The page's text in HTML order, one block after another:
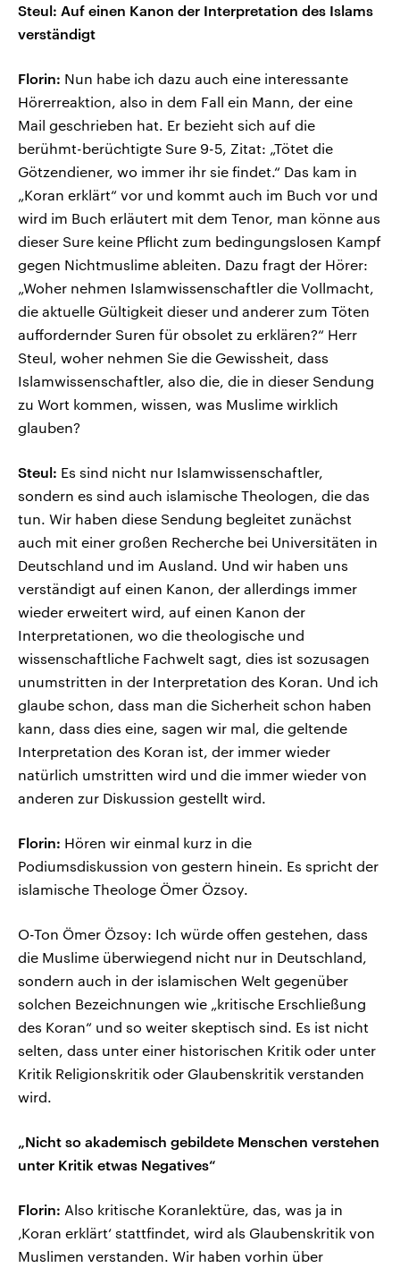
Steul: Auf einen Kanon der Interpretation des Islams
verständigt
Florin: Nun habe ich dazu auch eine interessante
Hörerreaktion, also in dem Fall ein Mann, der eine
Mail geschrieben hat. Er bezieht sich auf die
berühmt-berüchtigte Sure 9-5, Zitat: „Tötet die
Götzendiener, wo immer ihr sie findet.“ Das kam in
„Koran erklärt“ vor und kommt auch im Buch vor und
wird im Buch erläutert mit dem Tenor, man könne aus
dieser Sure keine Pflicht zum bedingungslosen Kampf
gegen Nichtmuslime ableiten. Dazu fragt der Hörer:
„Woher nehmen Islamwissenschaftler die Vollmacht,
die aktuelle Gültigkeit dieser und anderer zum Töten
auffordernder Suren für obsolet zu erklären?“ Herr
Steul, woher nehmen Sie die Gewissheit, dass
Islamwissenschaftler, also die, die in dieser Sendung
zu Wort kommen, wissen, was Muslime wirklich
glauben?
Steul: Es sind nicht nur Islamwissenschaftler,
sondern es sind auch islamische Theologen, die das
tun. Wir haben diese Sendung begleitet zunächst
auch mit einer großen Recherche bei Universitäten in
Deutschland und im Ausland. Und wir haben uns
verständigt auf einen Kanon, der allerdings immer
wieder erweitert wird, auf einen Kanon der
Interpretationen, wo die theologische und
wissenschaftliche Fachwelt sagt, dies ist sozusagen
unumstritten in der Interpretation des Koran. Und ich
glaube schon, dass man die Sicherheit schon haben
kann, dass dies eine, sagen wir mal, die geltende
Interpretation des Koran ist, der immer wieder
natürlich umstritten wird und die immer wieder von
anderen zur Diskussion gestellt wird.
Florin: Hören wir einmal kurz in die
Podiumsdiskussion von gestern hinein. Es spricht der
islamische Theologe Ömer Özsoy.
O-Ton Ömer Özsoy: Ich würde offen gestehen, dass
die Muslime überwiegend nicht nur in Deutschland,
sondern auch in der islamischen Welt gegenüber
solchen Bezeichnungen wie „kritische Erschließung
des Koran“ und so weiter skeptisch sind. Es ist nicht
selten, dass unter einer historischen Kritik oder unter
Kritik Religionskritik oder Glaubenskritik verstanden
wird.
„Nicht so akademisch gebildete Menschen verstehen
unter Kritik etwas Negatives“
Florin: Also kritische Koranlektüre, das, was ja in
‚Koran erklärt‘ stattfindet, wird als Glaubenskritik von
Muslimen verstanden. Wir haben vorhin über